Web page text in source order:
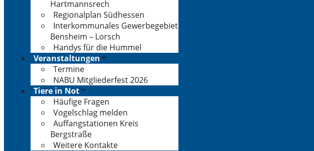
Hartmannsrech
Regionalplan Südhessen
Interkommunales Gewerbegebiet
Bensheim – Lorsch
Handys für die Hummel
Veranstaltungen
Termine
NABU Mitgliederfest 2026
Tiere in Not
Häufige Fragen
Vogelschlag melden
Auffangstationen Kreis
Bergstraße
Weitere Kontakte